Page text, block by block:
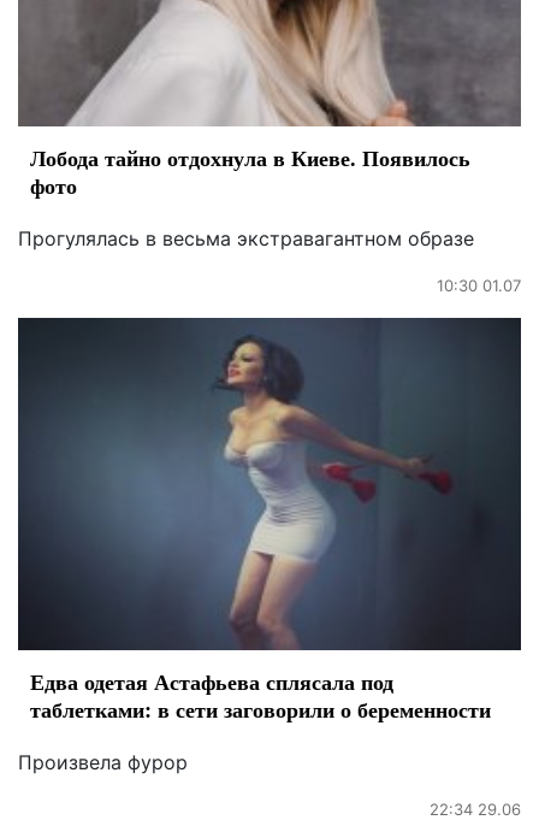
Лобода тайно отдохнула в Киеве. Появилось
фото
Прогулялась в весьма экстравагантном образе
10:30 01.07
Едва одетая Астафьева сплясала под
таблетками: в сети заговорили о беременности
Произвела фурор
22:34 29.06